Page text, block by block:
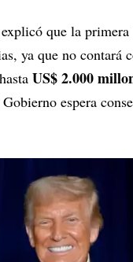
que la
ya que no contará
US$ 2.000
espera